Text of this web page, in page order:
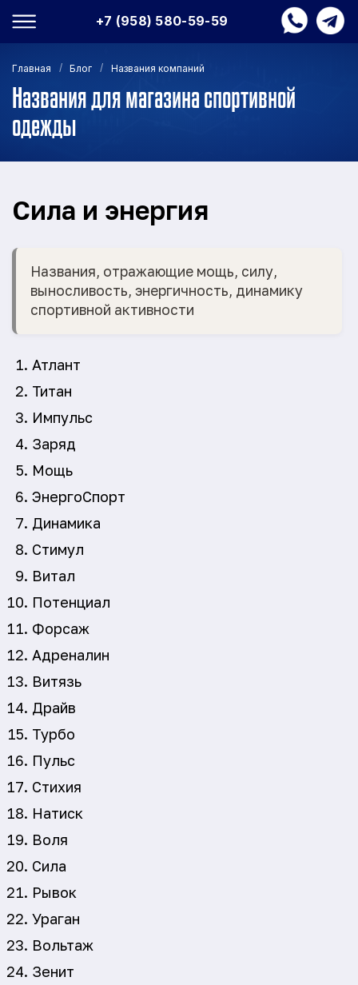
+7 (958) 580-59-59
Главная / Блог / Названия компаний
Названия для магазина спортивной
одежды
Сила и энергия
Названия, отражающие мощь, силу,
выносливость, энергичность, динамику
спортивной активности
Атлант
Титан
Импульс
Заряд
Мощь
ЭнергоСпорт
Динамика
Стимул
Витал
Потенциал
Форсаж
Адреналин
Витязь
Драйв
Турбо
Пульс
Стихия
Натиск
Воля
Сила
Рывок
Ураган
Вольтаж
Зенит